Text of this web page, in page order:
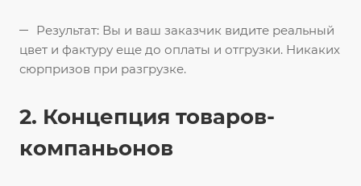
Результат: Вы и ваш заказчик видите реальный
цвет и фактуру еще до оплаты и отгрузки. Никаких
сюрпризов при разгрузке.
2. Концепция товаров-
компаньонов